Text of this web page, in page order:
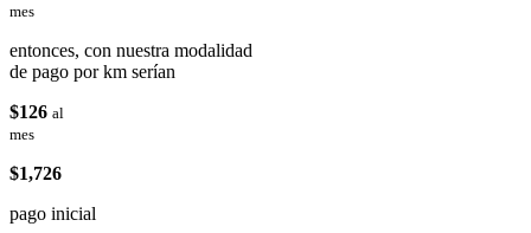
mes
entonces, con nuestra modalidad
de pago por km serían
$126 al
mes
$1,726
pago inicial